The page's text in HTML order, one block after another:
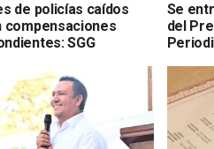
de policías caídos
compensaciones
SGG
Se
del